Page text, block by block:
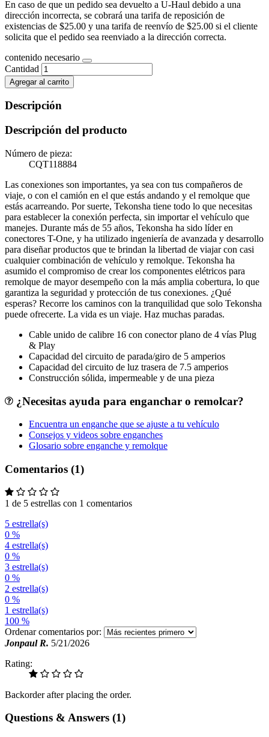
En caso de que un pedido sea devuelto a U-Haul debido a una
dirección incorrecta, se cobrará una tarifa de reposición de
existencias de $25.00 y una tarifa de reenvío de $25.00 si el cliente
solicita que el pedido sea reenviado a la dirección correcta.
contenido necesario
Cantidad
Agregar al carrito
Descripción
Descripción del producto
Número de pieza:
CQT118884
Las conexiones son importantes, ya sea con tus compañeros de
viaje, o con el camión en el que estás andando y el remolque que
estás acarreando. Por suerte, Tekonsha tiene todo lo que necesitas
para establecer la conexión perfecta, sin importar el vehículo que
manejes. Durante más de 55 años, Tekonsha ha sido líder en
conectores T-One, y ha utilizado ingeniería de avanzada y desarrollo
para diseñar productos que te brindan la libertad de viajar con casi
cualquier combinación de vehículo y remolque. Tekonsha ha
asumido el compromiso de crear los componentes elétricos para
remolque de mayor desempeño con la más amplia cobertura, lo que
garantiza la seguridad y protección de tus conexiones. ¿Qué
esperas? Recorre los caminos con la tranquilidad que solo Tekonsha
puede ofrecerte. La vida es un viaje. Haz muchas paradas.
Cable unido de calibre 16 con conector plano de 4 vías Plug
& Play
Capacidad del circuito de parada/giro de 5 amperios
Capacidad del circuito de luz trasera de 7.5 amperios
Construcción sólida, impermeable y de una pieza
¿Necesitas ayuda para enganchar o remolcar?
Encuentra un enganche que se ajuste a tu vehículo
Consejos y videos sobre enganches
Glosario sobre enganche y remolque
Comentarios (1)
1 de 5 estrellas con 1 comentarios
5 estrella(s)
0 %
4 estrella(s)
0 %
3 estrella(s)
0 %
2 estrella(s)
0 %
1 estrella(s)
100 %
Ordenar comentarios por:
Jonpaul R. 5/21/2026
Rating:
Backorder after placing the order.
Questions & Answers (1)